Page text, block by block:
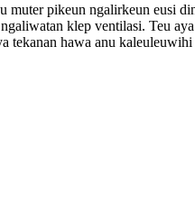
muter pikeun ngalirkeun eusi
klep ventilasi. Teu
tekanan hawa anu